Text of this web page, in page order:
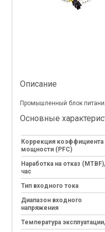
Описание
Промышленный блок
Основные
Коррекция коэффициента
мощности (PFC)
Наработка на отказ (MTBF),
час
Тип входного тока
Диапазон входного
напряжения
Температура